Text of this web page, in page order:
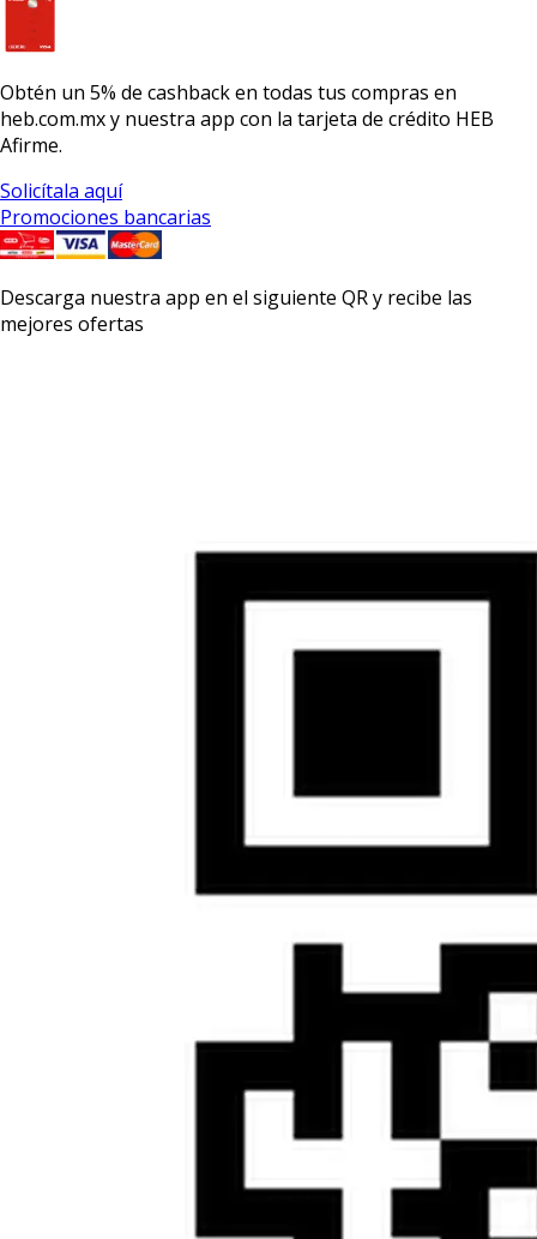
Obtén un 5% de cashbacken todas tus compras en
heb.com.mx y nuestra app con la tarjeta de crédito HEB
Afirme.
Solicítala aquí
Promociones bancarias
Descarga nuestra app en el siguiente QR y recibe las
mejores ofertas